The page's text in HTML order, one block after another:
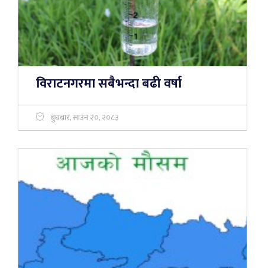
विराटनगरमा सबैभन्दा बढी वर्षा
बुधबार, साउन २०, २०८३